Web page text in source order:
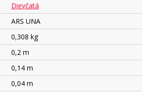
Dievčatá
ARS UNA
0,308 kg
0,2 m
0,14 m
0,04 m